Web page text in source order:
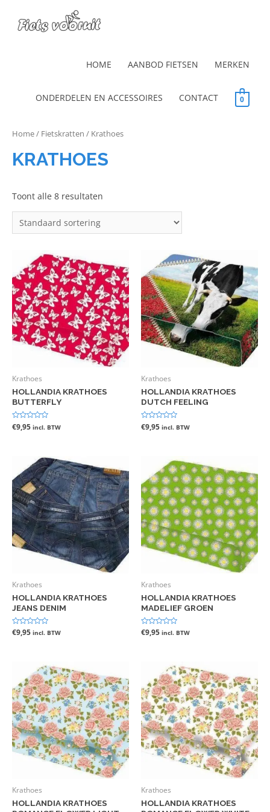
HOME AANBOD FIETSEN MERKEN
ONDERDELEN EN ACCESSOIRES CONTACT 0
Home/ Fietskratten / Krathoes
KRATHOES
Toont alle 8 resultaten
Krathoes
HOLLANDIA KRATHOES
BUTTERFLY
Gewaardeerd
0
€9,95 incl. BTW
Krathoes
HOLLANDIA KRATHOES
DUTCH FEELING
Gewaardeerd
0
€9,95 incl. BTW
Krathoes
HOLLANDIA KRATHOES
JEANS DENIM
Gewaardeerd
0
€9,95 incl. BTW
Krathoes
HOLLANDIA KRATHOES
MADELIEF GROEN
Gewaardeerd
0
€9,95 incl. BTW
Krathoes
HOLLANDIA KRATHOES
Krathoes
HOLLANDIA KRATHOES